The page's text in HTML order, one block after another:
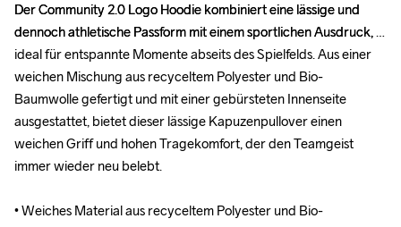
Der Community 2.0 Logo Hoodie kombiniert eine lässige und
dennoch athletische Passform mit einem sportlichen Ausdruck,
ideal für entspannte Momente abseits des Spielfelds. Aus einer
weichen Mischung aus recyceltem Polyester und Bio-
Baumwolle gefertigt und mit einer gebürsteten Innenseite
ausgestattet, bietet dieser lässige Kapuzenpullover einen
weichen Griff und hohen Tragekomfort, der den Teamgeist
immer wieder neu belebt.
• Weiches Material aus recyceltem Polyester und Bio-
Der Community 2.0 Logo Hoodie kombiniert eine lässige und
dennoch athletische Passform mit einem sportlichen Ausdruck,
ideal für entspannte Momente abseits des Spielfelds. Aus einer
weichen Mischung aus recyceltem Polyester und Bio-
Baumwolle gefertigt und mit einer gebürsteten Innenseite
ausgestattet, bietet dieser lässige Kapuzenpullover einen
weichen Griff und hohen Tragekomfort, der den Teamgeist
immer wieder neu belebt.
• Weiches Material aus recyceltem Polyester und Bio-